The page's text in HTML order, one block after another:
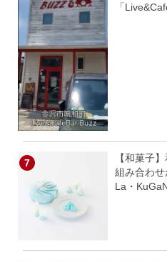
「
【和菓子
組み合わ
La・